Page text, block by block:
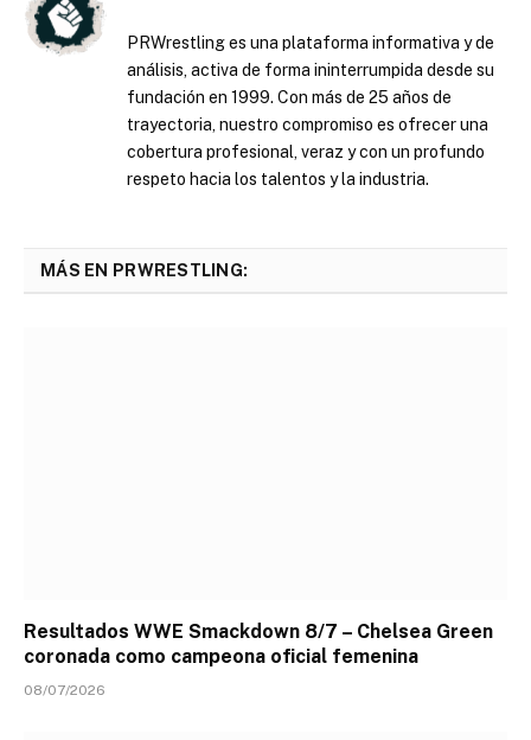
PRWrestling es una plataforma informativa y de
análisis, activa de forma ininterrumpida desde su
fundación en 1999. Con más de 25 años de
trayectoria, nuestro compromiso es ofrecer una
cobertura profesional, veraz y con un profundo
respeto hacia los talentos y la industria.
MÁS EN PRWRESTLING:
Resultados WWE Smackdown 8/7 – Chelsea Green
coronada como campeona oficial femenina
08/07/2026